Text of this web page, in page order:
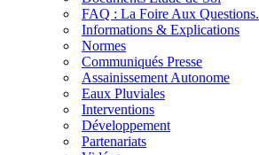
FAQ : La Foire Aux Questions.
Informations & Explications
Normes
Communiqués Presse
Assainissement Autonome
Eaux Pluviales
Interventions
Développement
Partenariats